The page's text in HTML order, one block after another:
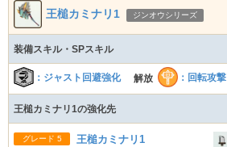
王槌カミナリ1 ジンオウシリーズ
装備スキル・SPスキル
：ジャスト回避強化 解放 ：回転攻撃
王槌カミナリ1の強化先
グレード 5 王槌カミナリ1